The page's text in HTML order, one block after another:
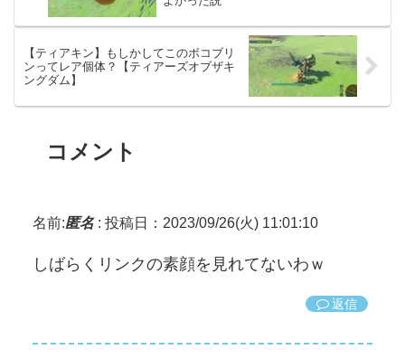
【ティアキン】もしかしてこのボコブリ
ンってレア個体？【ティアーズオブザキ
ングダム】
コメント
名前:匿名: 投稿日：2023/09/26(火) 11:01:10
しばらくリンクの素顔を見れてないわｗ
返信